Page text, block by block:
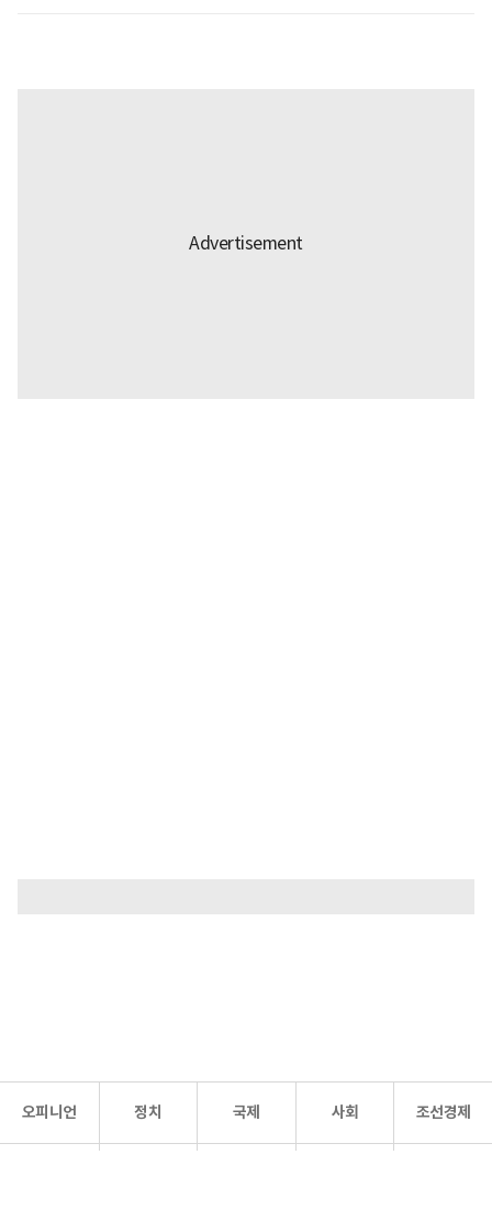
오피니언 정치 국제 사회 조선경제